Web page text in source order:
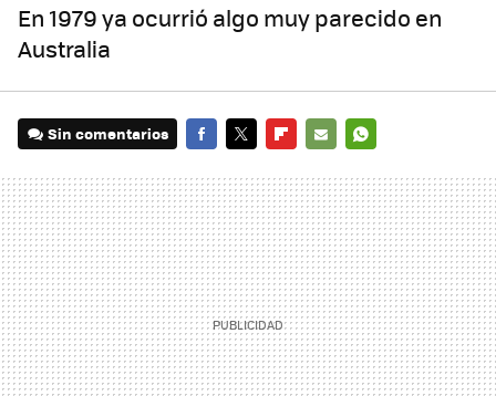
En 1979 ya ocurrió algo muy parecido en
Australia
Sin comentarios
MAIL